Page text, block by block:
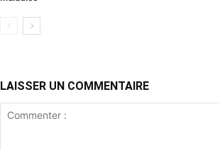
LAISSER UN COMMENTAIRE